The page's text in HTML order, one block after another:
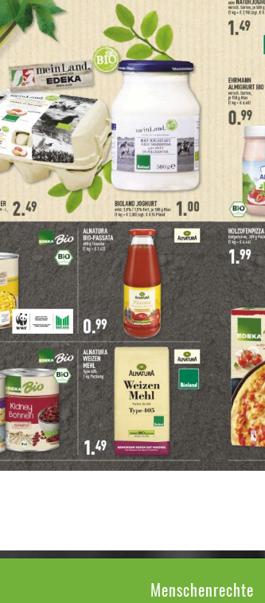
Menschenrechte